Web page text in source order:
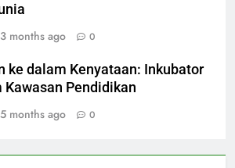
3 months ago 0
ke dalam Kenyataan: Inkubator
Kawasan Pendidikan
5 months ago 0